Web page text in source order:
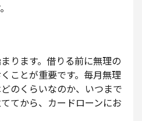
ります。借りる前に無理の
ことが重要です。毎月無理
のくらいなのか、いつまで
てから、カードローンにお